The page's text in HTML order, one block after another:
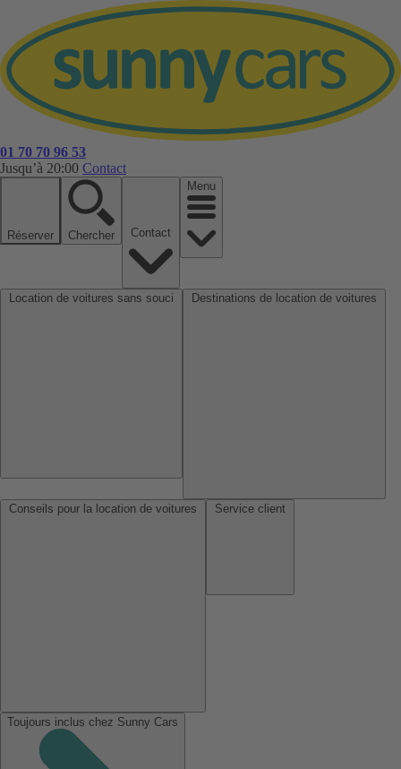
01 70 70 96 53
Jusqu’à 20:00 Contact
Réserver Chercher
Menu
Toujours inclus chez Sunny Cars